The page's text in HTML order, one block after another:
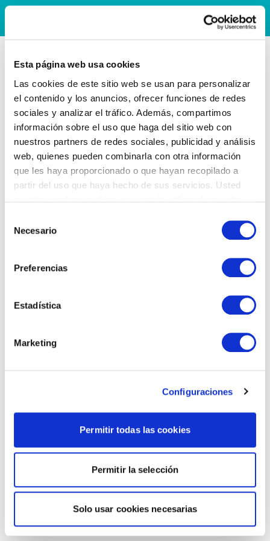
Esta página web usa cookies
Las cookies de este sitio web se usan para personalizar
el contenido y los anuncios, ofrecer funciones de redes
sociales y analizar el tráfico. Además, compartimos
información sobre el uso que haga del sitio web con
nuestros partners de redes sociales, publicidad y análisis
web, quienes pueden combinarla con otra información
que les haya proporcionado o que hayan recopilado a
partir del uso que haya hecho de sus servicios. Usted
Necesario
Preferencias
Estadística
Marketing
Configuraciones
Permitir todas las cookies
Permitir la selección
Solo usar cookies necesarias